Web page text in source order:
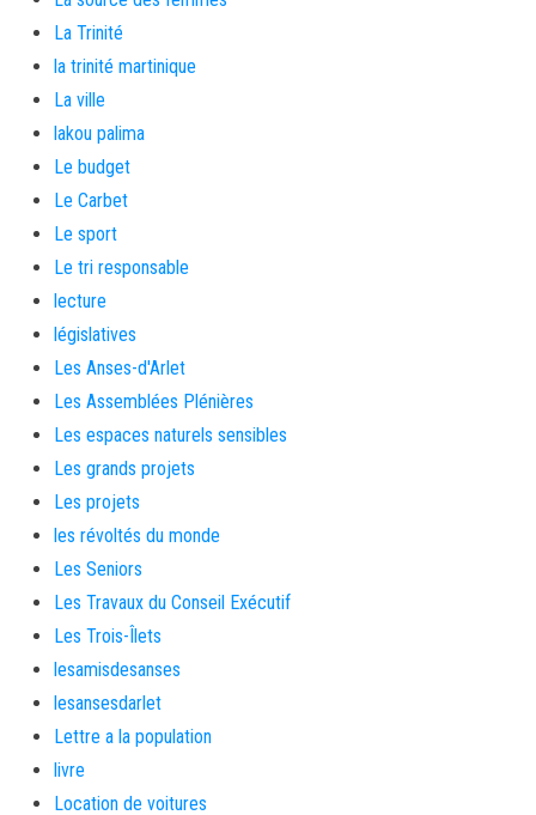
La Trinité
la trinité martinique
La ville
lakou palima
Le budget
Le Carbet
Le sport
Le tri responsable
lecture
législatives
Les Anses-d'Arlet
Les Assemblées Plénières
Les espaces naturels sensibles
Les grands projets
Les projets
les révoltés du monde
Les Seniors
Les Travaux du Conseil Exécutif
Les Trois-Îlets
lesamisdesanses
lesansesdarlet
Lettre a la population
livre
Location de voitures